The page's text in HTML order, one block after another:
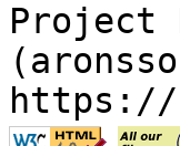
Project
https://